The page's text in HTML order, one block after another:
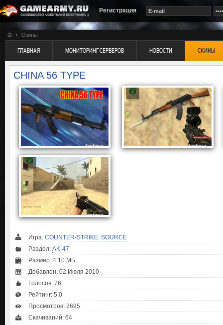
Регистрация
Скины
ГЛАВНАЯ МОНИТОРИНГ СЕРВЕРОВ НОВОСТИ СКИНЫ
CHINA 56 TYPE
Игра: COUNTER-STRIKE: SOURCE
Раздел: AK-47
Размер: 4.10 МБ
Добавлен: 02 Июля 2010
Голосов: 76
Рейтинг: 5.0
Просмотров: 2695
Скачиваний: 64